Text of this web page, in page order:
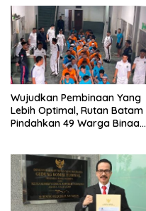
Wujudkan Pembinaan Yang
Lebih Optimal, Rutan Batam
Pindahkan 49 Warga Binaan